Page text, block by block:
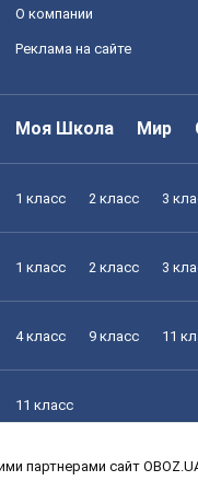
О компании
Реклама на сайте
Моя Школа Мир
1 класс 2 класс 3
1 класс 2 класс 3
4 класс 9 класс 11
11 класс
1 класс 2 класс 3
партнерами сайт